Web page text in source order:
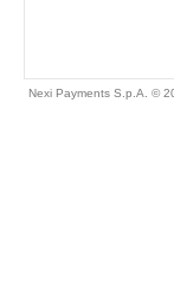
Nexi Payments S.p.A. ©